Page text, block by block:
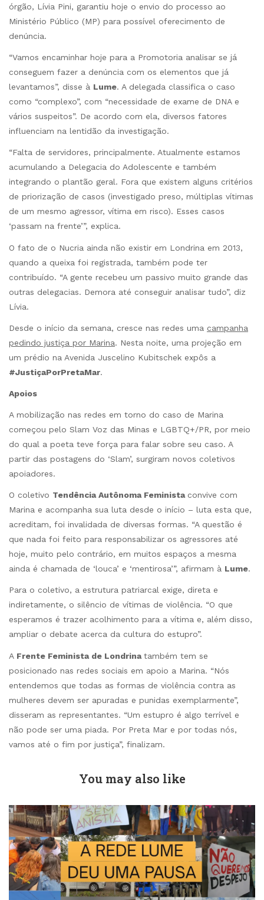
órgão, Lívia Pini, garantiu hoje o envio do processo ao
Ministério Público (MP) para possível oferecimento de
denúncia.
“Vamos encaminhar hoje para a Promotoria analisar se já
conseguem fazer a denúncia com os elementos que já
levantamos”, disse à Lume. A delegada classifica o caso
como “complexo”, com “necessidade de exame de DNA e
vários suspeitos”. De acordo com ela, diversos fatores
influenciam na lentidão da investigação.
“Falta de servidores, principalmente. Atualmente estamos
acumulando a Delegacia do Adolescente e também
integrando o plantão geral. Fora que existem alguns critérios
de priorização de casos (investigado preso, múltiplas vítimas
de um mesmo agressor, vítima em risco). Esses casos
‘passam na frente’”, explica.
O fato de o Nucria ainda não existir em Londrina em 2013,
quando a queixa foi registrada, também pode ter
contribuído. “A gente recebeu um passivo muito grande das
outras delegacias. Demora até conseguir analisar tudo”, diz
Lívia.
Desde o início da semana, cresce nas redes uma campanha
pedindo justiça por Marina. Nesta noite, uma projeção em
um prédio na Avenida Juscelino Kubitschek expôs a
#JustiçaPorPretaMar.
Apoios
A mobilização nas redes em torno do caso de Marina
começou pelo Slam Voz das Minas e LGBTQ+/PR, por meio
do qual a poeta teve força para falar sobre seu caso. A
partir das postagens do ‘Slam’, surgiram novos coletivos
apoiadores.
O coletivo Tendência Autônoma Feminista convive com
Marina e acompanha sua luta desde o início – luta esta que,
acreditam, foi invalidada de diversas formas. “A questão é
que nada foi feito para responsabilizar os agressores até
hoje, muito pelo contrário, em muitos espaços a mesma
ainda é chamada de ‘louca’ e ‘mentirosa’”, afirmam à Lume.
Para o coletivo, a estrutura patriarcal exige, direta e
indiretamente, o silêncio de vítimas de violência. “O que
esperamos é trazer acolhimento para a vítima e, além disso,
ampliar o debate acerca da cultura do estupro”.
A Frente Feminista de Londrinatambém tem se
posicionado nas redes sociais em apoio a Marina. “Nós
entendemos que todas as formas de violência contra as
mulheres devem ser apuradas e punidas exemplarmente”,
disseram as representantes. “Um estupro é algo terrível e
não pode ser uma piada. Por Preta Mar e por todas nós,
vamos até o fim por justiça”, finalizam.
You may also like